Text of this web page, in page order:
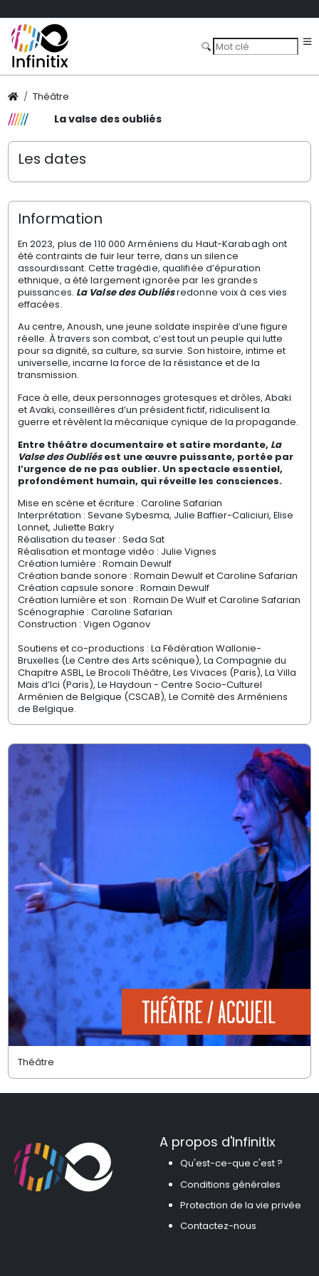
Théâtre
La valse des oubliés
Les dates
Information
En 2023, plus de 110 000 Arméniens du Haut-Karabagh ont
été contraints de fuir leur terre, dans un silence
assourdissant. Cette tragédie, qualifiée d’épuration
ethnique, a été largement ignorée par les grandes
puissances. La Valse des Oubliésredonne voix à ces vies
effacées.
Au centre, Anoush, une jeune soldate inspirée d’une figure
réelle. À travers son combat, c’est tout un peuple qui lutte
pour sa dignité, sa culture, sa survie. Son histoire, intime et
universelle, incarne la force de la résistance et de la
transmission.
Face à elle, deux personnages grotesques et drôles, Abaki
et Avaki, conseillères d’un président fictif, ridiculisent la
guerre et révèlent la mécanique cynique de la propagande.
Entre théâtre documentaire et satire mordante, La
Valse des Oubliésest une œuvre puissante, portée par
l’urgence de ne pas oublier. Un spectacle essentiel,
profondément humain, qui réveille les consciences.
Mise en scène et écriture : Caroline Safarian
Interprétation : Sevane Sybesma, Julie Baffier-Caliciuri, Elise
Lonnet, Juliette Bakry
Réalisation du teaser: Seda Sat
Réalisation et montage vidéo : Julie Vignes
Création lumière : Romain Dewulf
Création bande sonore : Romain Dewulf et Caroline Safarian
Création capsule sonore : Romain Dewulf
Création lumière et son : Romain De Wulf et Caroline Safarian
Scénographie : Caroline Safarian
Construction : Vigen Oganov
Soutiens et co-productions : La Fédération Wallonie-
Bruxelles (Le Centre des Arts scénique), La Compagnie du
Chapitre ASBL, Le Brocoli Théâtre, Les Vivaces (Paris), La Villa
Mais d’Ici (Paris), Le Haydoun - Centre Socio-Culturel
Arménien de Belgique (CSCAB), Le Comité des Arméniens
de Belgique.
Théâtre
A propos d'Infinitix
Qu'est-ce-que c'est ?
Conditions générales
Protection de la vie privée
Contactez-nous